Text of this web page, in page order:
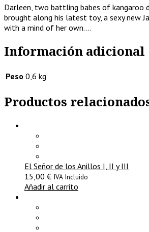
Darleen, two battling babes of kangaroo
brought along his latest toy, a sexy new
with a mind of her own….
Información adicional
Peso 0,6 kg
Productos
El Señor de los Anillos I, II y III
15,00 € IVA Incluido
Añadir al carrito